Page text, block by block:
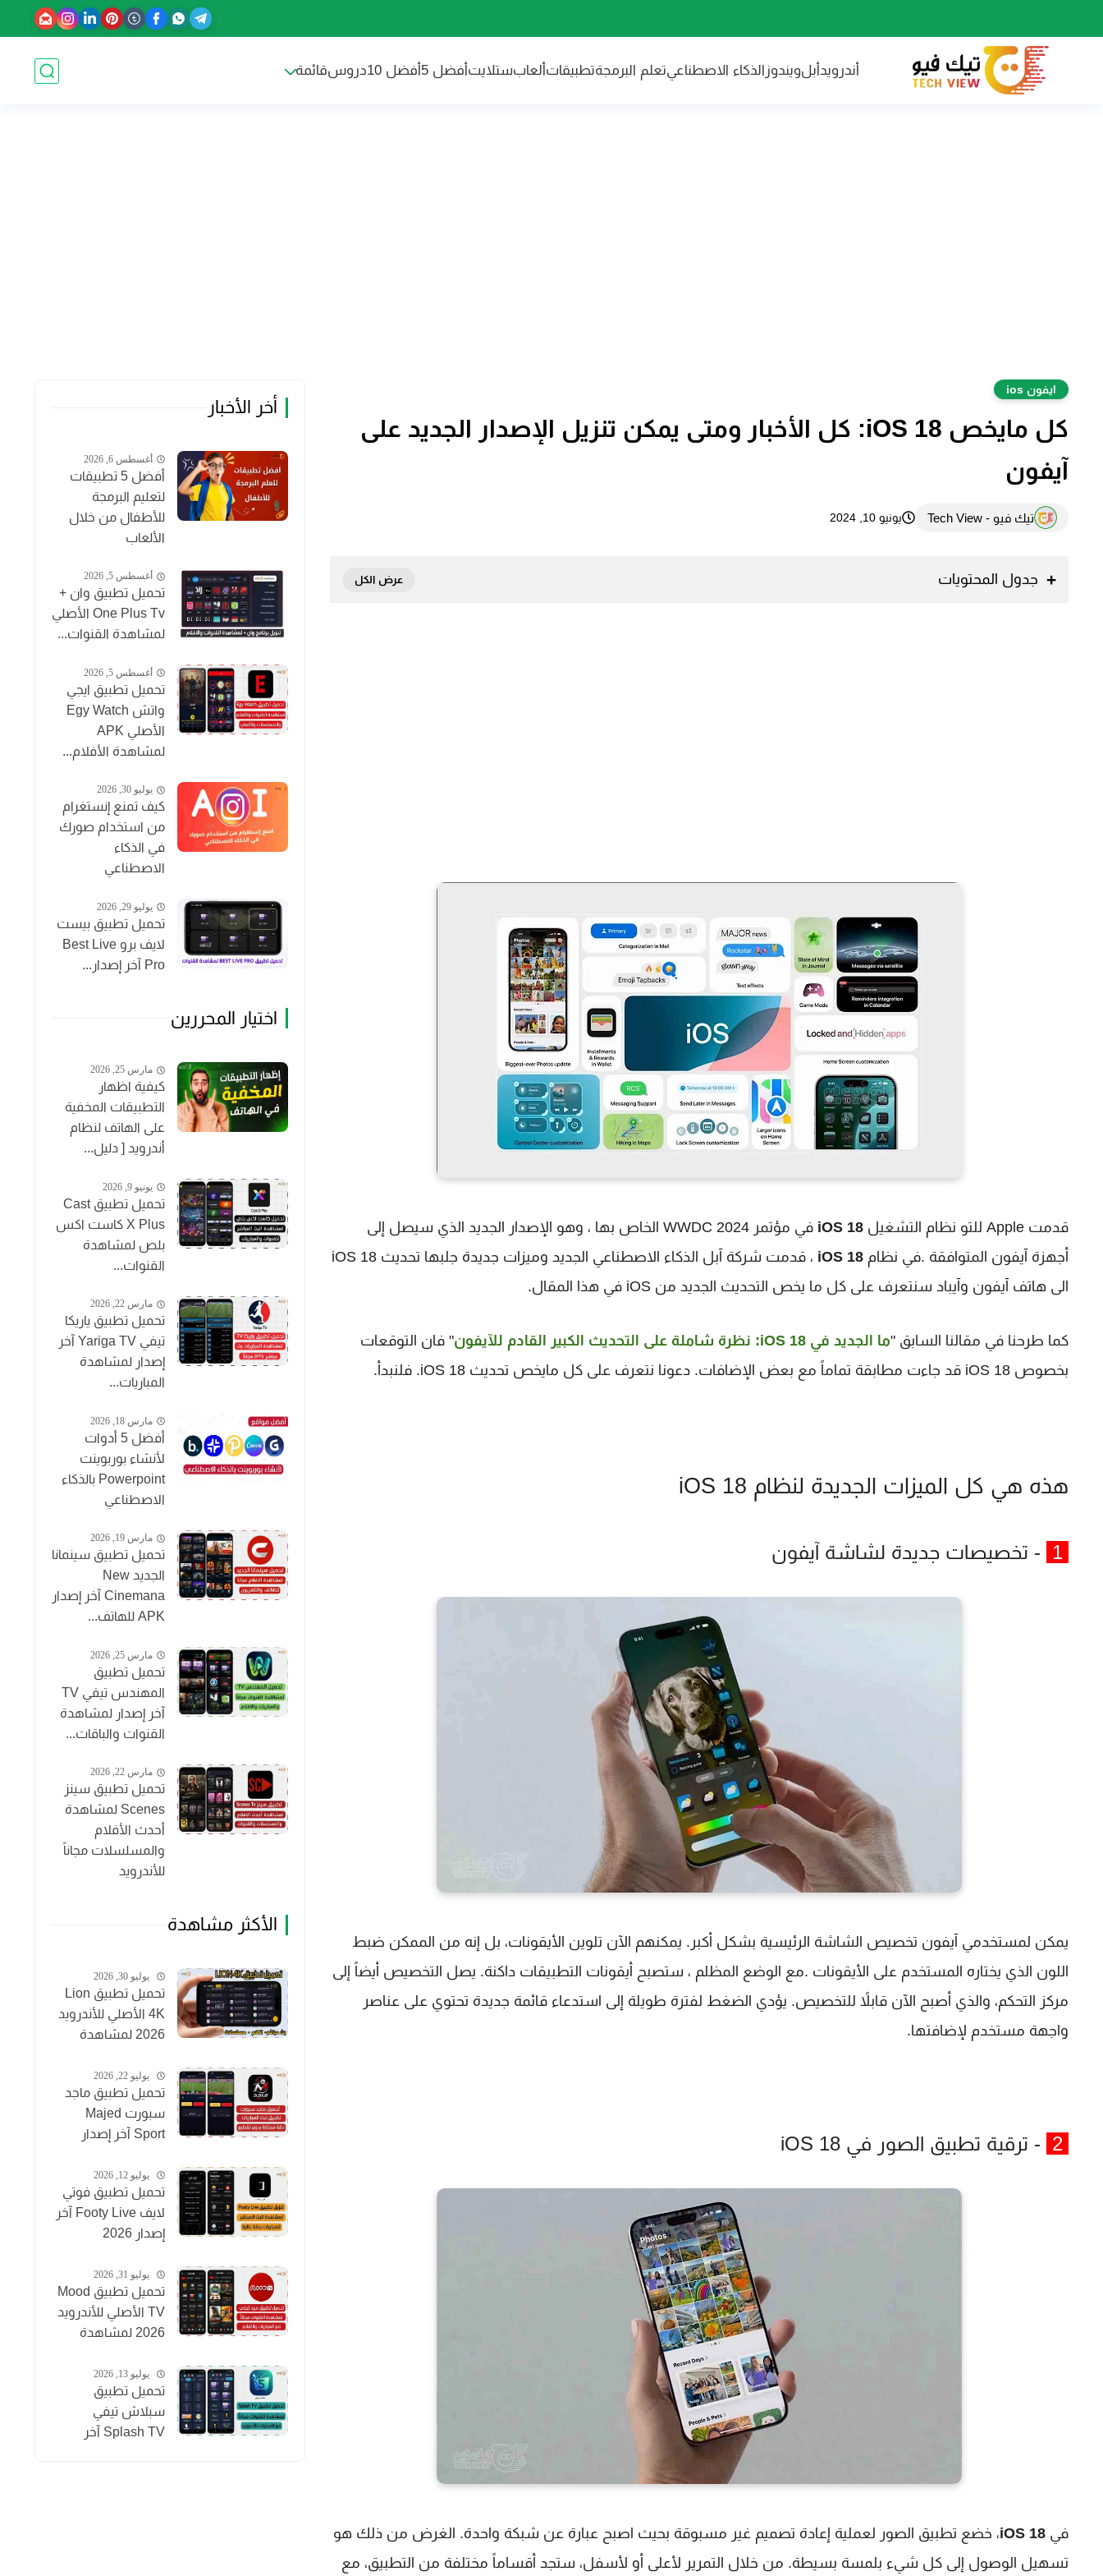
أندرويدأبلويندوز الذكاء الاصطناعيتعلم البرمجةتطبيقاتألعابستلايتأفضل 5 أفضل 10 دروسقائمة
ايفون ios
كل مايخص iOS 18: كل الأخبار ومتى يمكن تنزيل الإصدار الجديد على
آيفون
تيك فيو - Tech View يونيو 10, 2024
جدول المحتويات
قدمت Apple للتو نظام التشغيل iOS 18
في مؤتمر WWDC 2024 الخاص بها ، وهو الإصدار الجديد الذي سيصل إلى
أجهزة آيفون المتوافقة .في نظام iOS 18
، قدمت شركة آبل الذكاء الاصطناعي الجديد وميزات جديدة جلبها تحديث iOS 18
الى هاتف آيفون وآيباد سنتعرف على كل ما يخص التحديث الجديد من iOS في هذا المقال.
كما طرحنا في مقالنا السابق "ما الجديد في iOS 18: نظرة شاملة على التحديث الكبير القادم للآيفون
" فان التوقعات
بخصوص iOS 18 قد جاءت مطابقة تماماً مع بعض الإضافات. دعونا نتعرف على كل مايخص تحديث iOS 18. فلنبدأ.
هذه هي كل الميزات الجديدة لنظام iOS 18
- تخصيصات جديدة لشاشة آيفون
يمكن لمستخدمي آيفون تخصيص الشاشة الرئيسية بشكل أكبر. يمكنهم الآن تلوين الأيقونات، بل إنه من الممكن ضبط
اللون الذي يختاره المستخدم على الأيقونات .مع الوضع المظلم ، ستصبح أيقونات التطبيقات داكنة. يصل التخصيص أيضاً إلى
مركز التحكم، والذي أصبح الآن قابلاً للتخصيص. يؤدي الضغط لفترة طويلة إلى استدعاء قائمة جديدة تحتوي على عناصر
واجهة مستخدم لإضافتها.
- ترقية تطبيق الصور في iOS 18
في iOS 18، خضع تطبيق الصور لعملية إعادة تصميم غير مسبوقة بحيث اصبح عبارة عن شبكة واحدة. الغرض من ذلك هو
تسهيل الوصول إلى كل شيء بلمسة بسيطة. من خلال التمرير لأعلى أو لأسفل، ستجد أقساماً مختلفة من التطبيق، مع
أخر الأخبار
أغسطس 6, 2026
أفضل 5 تطبيقات
لتعليم البرمجة
للأطفال من خلال
الألعاب
أغسطس 5, 2026
تحميل تطبيق وان +
One Plus Tv الأصلي
لمشاهدة القنوات...
أغسطس 5, 2026
تحميل تطبيق ايجي
واتش Egy Watch
الأصلي APK
لمشاهدة الأفلام...
يوليو 30, 2026
كيف تمنع إنستغرام
من استخدام صورك
في الذكاء
الاصطناعي
يوليو 29, 2026
تحميل تطبيق بيست
لايف برو Best Live
Pro آخر إصدار...
اختيار المحررين
مارس 25, 2026
كيفية اظهار
التطبيقات المخفية
على الهاتف لنظام
أندرويد [ دليل...
يونيو 9, 2026
تحميل تطبيق Cast
X Plus كاست اكس
بلص لمشاهدة
القنوات...
مارس 22, 2026
تحميل تطبيق ياريكا
تيفي Yariga TV آخر
إصدار لمشاهدة
المباريات...
مارس 18, 2026
أفضل 5 أدوات
لأنشاء بوربوينت
Powerpoint بالذكاء
الاصطناعي
مارس 19, 2026
تحميل تطبيق سينمانا
الجديد New
Cinemana آخر إصدار
APK للهاتف...
مارس 25, 2026
تحميل تطبيق
المهندس تيفي TV
آخر إصدار لمشاهدة
القنوات والباقات...
مارس 22, 2026
تحميل تطبيق سينز
Scenes لمشاهدة
أحدث الأفلام
والمسلسلات مجاناً
للأندرويد
الأكثر مشاهدة
يوليو 30, 2026
تحميل تطبيق Lion
4K الأصلي للأندرويد
2026 لمشاهدة
مجاناًيوليو 22, 2026
تحميل تطبيق ماجد
سبورت Majed
Sport آخر إصدار
المباريات مجاناً
يوليو 12, 2026
تحميل تطبيق فوتي
لايف Footy Live آخر
إصدار 2026
بث مباشر
يوليو 31, 2026
تحميل تطبيق Mood
TV الأصلي للأندرويد
2026 لمشاهدة
والأفلام
يوليو 13, 2026
تحميل تطبيق
سبلاش تيفي
Splash TV آخر